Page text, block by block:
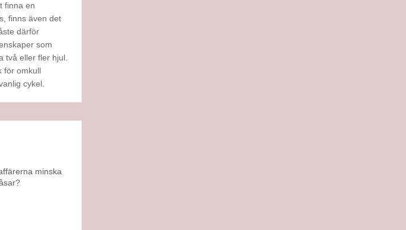
finna en
finns även det
därför
som
två eller fler hjul.
för omkull
cykel.
minska